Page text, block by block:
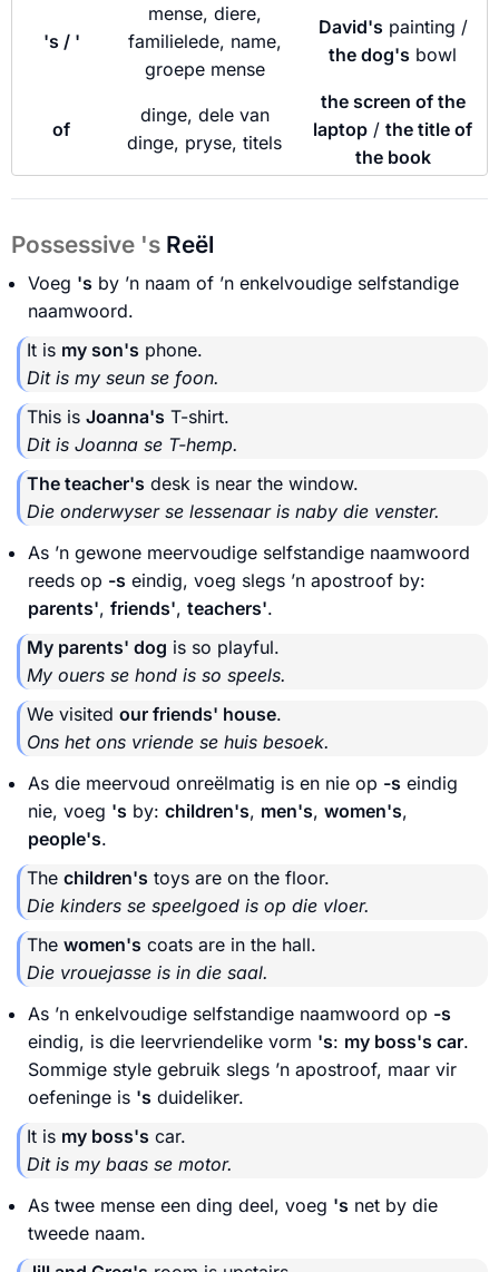
's / '
mense, diere,
familielede, name,
groepe mense
David's painting /
the dog's bowl
of
dinge, dele van
dinge, pryse, titels
the screen of the
laptop / the title of
the book
Possessive 's Reël
Voeg 's by ’n naam of ’n enkelvoudige selfstandige
naamwoord.
It is my son's phone.
Dit is my seun se foon.
This is Joanna's T-shirt.
Dit is Joanna se T-hemp.
The teacher's desk is near the window.
Die onderwyser se lessenaar is naby die venster.
As ’n gewone meervoudige selfstandige naamwoord
reeds op -s eindig, voeg slegs ’n apostroof by:
parents', friends', teachers'.
My parents' dog is so playful.
My ouers se hond is so speels.
We visited our friends' house.
Ons het ons vriende se huis besoek.
As die meervoud onreëlmatig is en nie op -s eindig
nie, voeg 's by: children's, men's, women's,
people's.
The children's toys are on the floor.
Die kinders se speelgoed is op die vloer.
The women's coats are in the hall.
Die vrouejasse is in die saal.
As ’n enkelvoudige selfstandige naamwoord op -s
eindig, is die leervriendelike vorm 's: my boss's car.
Sommige style gebruik slegs ’n apostroof, maar vir
oefeninge is 's duideliker.
It is my boss's car.
Dit is my baas se motor.
As twee mense een ding deel, voeg 's net by die
tweede naam.